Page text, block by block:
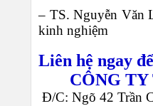
– TS. Nguyễn Văn
kinh nghiệm
Liên hệ ngay
CÔNG
Đ/C: Ngõ 42 Trần